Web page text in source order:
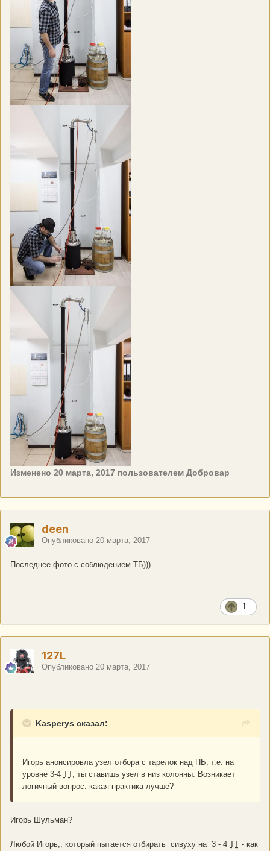
Изменено 20 марта, 2017 пользователем Добровар
deen
Опубликовано 20 марта, 2017
Последнее фото с соблюдением ТБ)))
1
127L
Опубликовано 20 марта, 2017
Kasperys сказал:
Игорь анонсировла узел отбора с тарелок над ПБ, т.е. на
уровне 3-4 ТТ, ты ставишь узел в низ колонны. Возникает
логичный вопрос: какая практика лучше?
Игорь Шульман?
Любой Игорь,, который пытается отбирать сивуху на 3 - 4 ТТ - как